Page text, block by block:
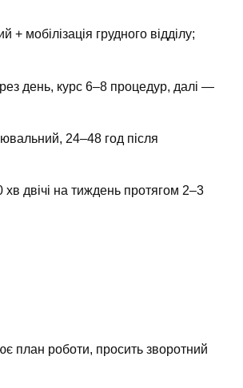
+ мобілізація грудного відділу;
день, курс 6–8 процедур, далі —
24–48 год після
двічі на тиждень протягом 2–3
план роботи, просить зворотний